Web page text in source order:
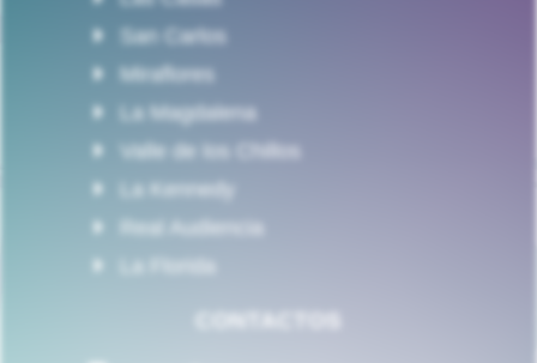
San Carlos
Miraflores
La Magdalena
Valle de los Chillos
La Kennedy
Real Audiencia
La Florida
CONTACTOS